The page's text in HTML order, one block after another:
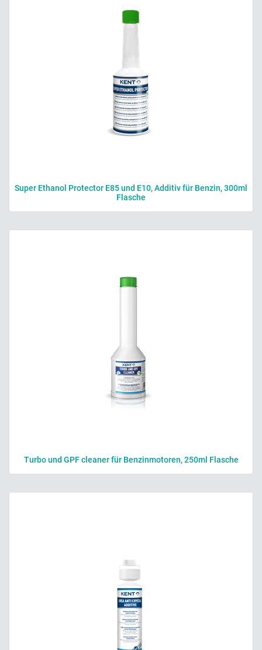
Super Ethanol Protector E85 und E10, Additiv für Benzin, 300ml
Flasche
Turbo und GPF cleaner für Benzinmotoren, 250ml Flasche